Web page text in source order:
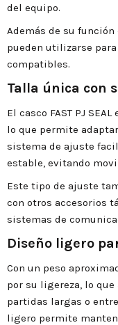
del equipo.
Además de su
pueden utilizarse
compatibles.
Talla única con
El casco FAST PJ
lo que permite
sistema de ajuste
estable, evitando
Este tipo de ajuste
con otros accesorios
sistemas de
Diseño ligero
Con un peso
por su ligereza, lo
partidas largas o
ligero permite